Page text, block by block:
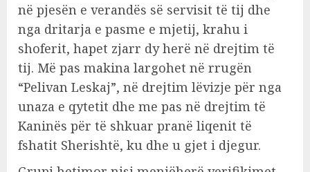
në pjesën e verandës së servisit të tij dhe
nga dritarja e pasme e mjetij, krahu i
shoferit, hapet zjarr dy herë në drejtim të
tij. Më pas makina largohet në rrugën
“Pelivan Leskaj”, në drejtim lëvizje për nga
unaza e qytetit dhe me pas në drejtim të
Kaninës për të shkuar pranë liqenit të
fshatit Sherishtë, ku dhe u gjet i djegur.